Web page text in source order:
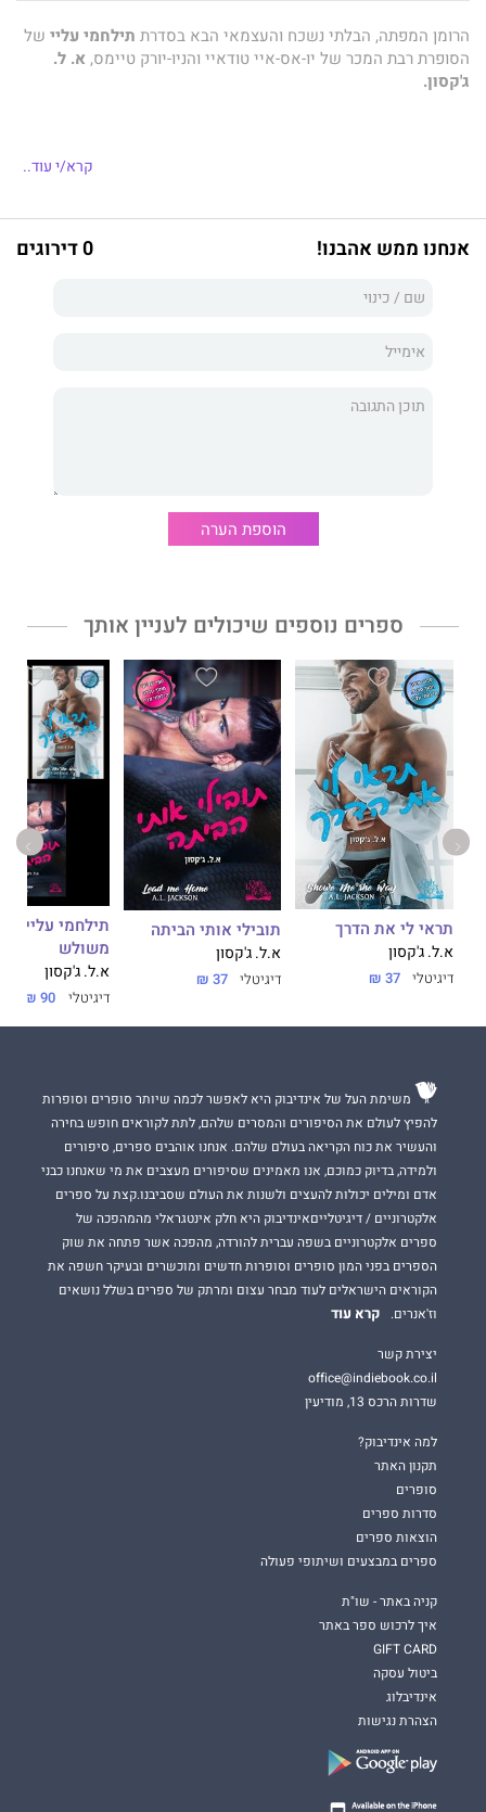
הרומן המפתה, הבלתי נשכח והעצמאי הבא בסדרת תילחמי עליי של
הסופרת רבת המכר של יו-אס-איי טודאיי והניו-יורק טיימס,א. ל.
ג'קסון.
סטוצים של לילה אחד ורומנים קצרצרים. הוא למד לפני הרבה מאוד
זמן שלאהוב מישהי לא שווה את הסיכון.
הבעלים של בית הקפה הקטן יודעת מה זה להילחם. היא מסובכת
הוא רוצה אותה כמו שלא רצה מישהי מעולם. מגע בודד הוא אש.
נשיקה אחת, והוא מסתחרר עד אובדן שליטה.
הופ מתכוננת לקרב של חייה. קרב שאף אחד מהם לא צפה. עכשיו
קייל מוכרח להחליט אם לאהוב אותה שווה לסכן את הכול. היא
תילחם עם כל מה שיש בה.
אבל לפעמים אפילו התקווה צריכה גיבור...
קרא/י עוד..
אנחנו ממש אהבנו! 0 דירוגים
הוספת הערה
ספרים נוספים שיכולים לעניין אותך
תראי לי את הדרך
א.ל. ג'קסון
דיגיטלי 37 ₪
תובילי אותי הביתה
א.ל. ג'קסון
דיגיטלי 37 ₪
תילחמי עליי -
משולש
א.ל. ג'קסון
דיגיטלי 90 ₪
משימת העל של אינדיבוק היא לאפשר לכמה שיותר סופרים וסופרות
להפיץ לעולם את הסיפורים והמסרים שלהם, לתת לקוראים חופש בחירה
והעשיר את כוח הקריאה בעולם שלהם. אנחנו אוהבים ספרים, סיפורים
ולמידה, בדיוק כמוכם, אנו מאמינים שסיפורים מעצבים את מי שאנחנו כבני
אדם ומילים יכולות להעצים ולשנות את העולם שסביבנו.קצת על ספרים
אלקטרוניים / דיגיטלייםאינדיבוק היא חלק אינטגראלי מהמהפכה של
ספרים אלקטרוניים בשפה עברית להורדה, מהפכה אשר פתחה את שוק
הספרים בפני המון סופרים וסופרות חדשים ומוכשרים ובעיקר חשפה את
הקוראים הישראלים לעוד מבחר עצום ומרתק של ספרים בשלל נושאים
וז'אנרים.
קרא עוד
יצירת קשר
office@indiebook.co.il
שדרות הרכס 13, מודיעין
למה אינדיבוק?
תקנון האתר
סופרים
סדרות ספרים
הוצאות ספרים
ספרים במבצעים ושיתופי פעולה
קניה באתר - שו"ת
איך לרכוש ספר באתר
GIFT CARD
ביטול עסקה
אינדיבלוג
הצהרת נגישות